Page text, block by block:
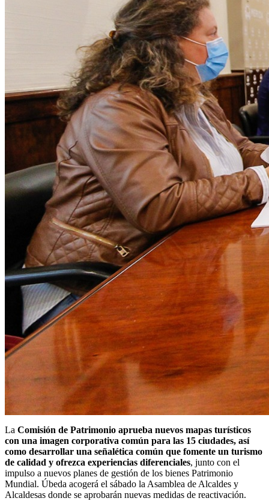
La Comisión de Patrimonio aprueba nuevos mapas turísticos
con una imagen corporativa común para las 15 ciudades, así
como desarrollar una señalética común que fomente un turismo
de calidad y ofrezca experiencias diferenciales, junto con el
impulso a nuevos planes de gestión de los bienes Patrimonio
Mundial. Úbeda acogerá el sábado la Asamblea de Alcaldes y
Alcaldesas donde se aprobarán nuevas medidas de reactivación.